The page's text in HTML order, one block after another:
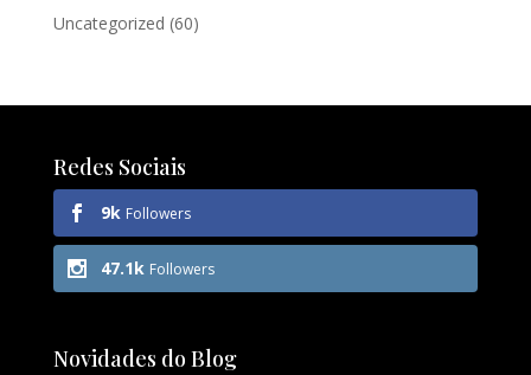
Uncategorized (60)
Redes Sociais
9k Followers
47.1k Followers
Novidades do Blog